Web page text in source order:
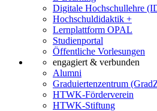
Digitale Hochschullehre
Hochschuldidaktik +
Lernplattform OPAL
Studienportal
Öffentliche Vorlesungen
engagiert & verbunden
Alumni
Graduiertenzentrum
HTWK-Förderverein
HTWK-Stiftung